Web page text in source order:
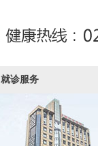
就诊服务